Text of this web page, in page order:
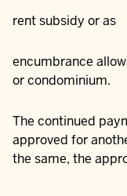
rent subsidy or as
encumbrance
or condominium.
The continued
approved for
the same, the